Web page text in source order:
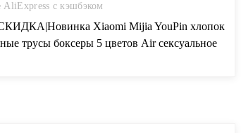
AliExpress с кэшбэком
Xiaomi Mijia YouPin хлопок
трусы боксеры 5 цветов Air сексуальное